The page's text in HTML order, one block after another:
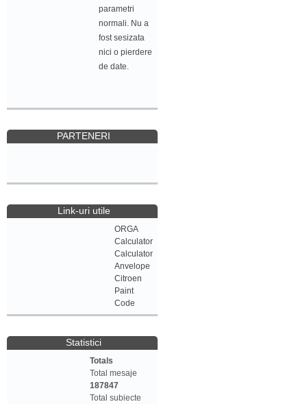
parametri
normali. Nu a
fost sesizata
nici o pierdere
de date.
PARTENERI
Link-uri utile
ORGA
Calculator
Calculator
Anvelope
Citroen
Paint
Code
Statistici
Totals
Total mesaje
187847
Total subiecte